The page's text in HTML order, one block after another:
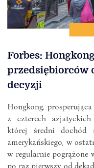
Forbes:
przedsiębiorców
decyzji
Hongkong,
z czterech
której średni dochód
amerykańskiego, w
w regularnie pogrążone
po raz pierwszy od